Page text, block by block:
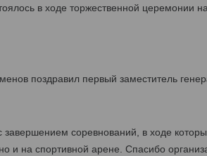
в ходе торжественной церемонии
поздравил первый заместитель
соревнований, в ходе
и на спортивной арене. Спасибо